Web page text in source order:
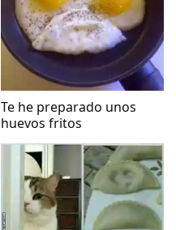
Te he preparado unos
huevos fritos